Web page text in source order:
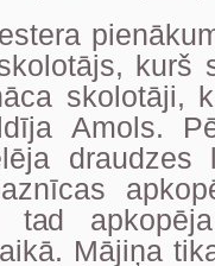
kurš
skolotāji,
Amols.
draudzes
Mājiņa